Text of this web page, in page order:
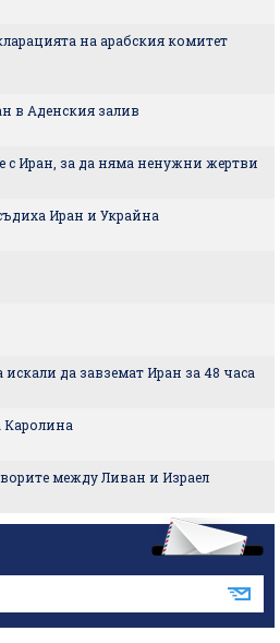
на арабския комитет
в Аденския залив
с Иран, за да няма ненужни жертви
Иран и Украйна
да завземат Иран за 48 часа
Каролина
между Ливан и Израел